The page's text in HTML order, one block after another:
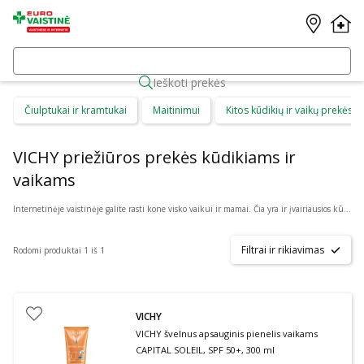
Ieškoti prekės
Čiulptukai ir kramtukai Maitinimui Kitos kūdikių ir vaikų prekės
VICHY priežiūros prekės kūdikiams ir
vaikams
Internetinėje vaistinėje galite rasti kone visko vaikui ir mamai. Čia yra ir įvairiausios kūdikių prekės, kurios tinka patiems mažiausiems. Rinkitės iš: valymo šepetėlių, sterilizavimo maišelių, kramtukų, čiulptukų, žindukų, gertuvių ar buteliukų, maišelių mamos pienui, seilinukų bei daugybės kitų prekių. Tarp jų yra tiek berniukams, tiek mergaitėms tinkamų priemonių bei reikmenų, įvairios ekologiškos bei itin saugios, nekenksmingos prekės. Kataloge yra: Akuku, Avent, Baboo, Babyono, Canpol, Dr. Brown‘s, Philips ir daug kitų prekės ženklų.
Rodomi produktai 1 iš 1 Filtrai ir rikiavimas
VICHY
VICHY švelnus apsauginis pienelis vaikams
CAPITAL SOLEIL, SPF 50+, 300 ml